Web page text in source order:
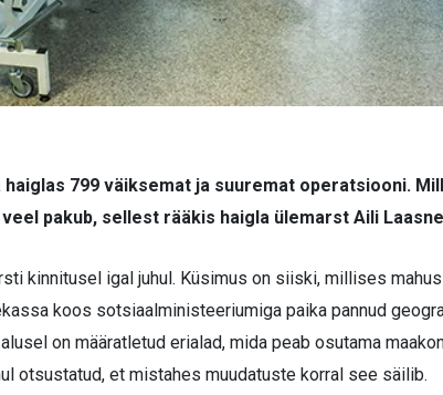
haiglas 799 väiksemat ja suuremat operatsiooni.
pakub, sellest rääkis haigla ülemarst Aili
kinnitusel igal juhul. Küsimus on siiski, millises
koos sotsiaalministeeriumiga paika pannud
on määratletud erialad, mida peab osutama
otsustatud, et mistahes muudatuste korral see säilib.